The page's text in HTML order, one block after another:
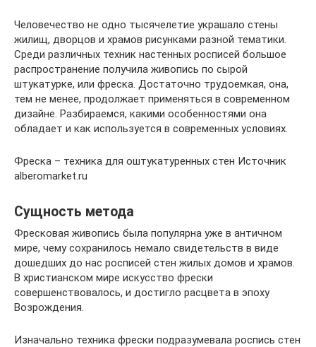
Человечество не одно тысячелетие украшало стены
жилищ, дворцов и храмов рисунками разной тематики.
Среди различных техник настенных росписей большое
распространение получила живопись по сырой
штукатурке, или фреска. Достаточно трудоемкая, она,
тем не менее, продолжает применяться в современном
дизайне. Разбираемся, какими особенностями она
обладает и как используется в современных условиях.
Фреска – техника для оштукатуренных стен Источник
alberomarket.ru
Сущность метода
Фресковая живопись была популярна уже в античном
мире, чему сохранилось немало свидетельств в виде
дошедших до нас росписей стен жилых домов и храмов.
В христианском мире искусство фрески
совершенствовалось, и достигло расцвета в эпоху
Возрождения.
Изначально техника фрески подразумевала роспись стен